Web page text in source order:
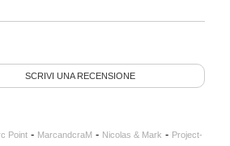
SCRIVI UNA RECENSIONE
Point- MarcandcraM - Nicolas & Mark - Project-